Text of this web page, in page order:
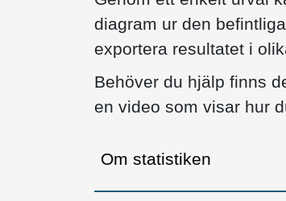
diagram ur den
exportera resultatet i
Behöver du hjälp finns
en video som visar hur
Om statistiken